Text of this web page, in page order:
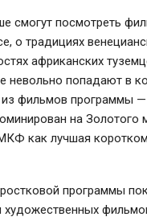
смогут посмотреть
о традициях
африканских
невольно попадают в
из фильмов программы
на Золотого
как лучшая
программы
художественных